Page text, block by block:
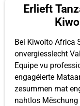
Erlieft
Bei Kiwoito Africa
onvergiesslecht
Equipe vu
engagéierte
zesummen mat
nahtlos